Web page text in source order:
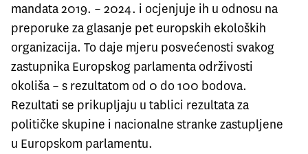
mandata 2019. – 2024. i ocjenjuje ih u odnosu na
preporuke za glasanje pet europskih ekoloških
organizacija. To daje mjeru posvećenosti svakog
zastupnika Europskog parlamenta održivosti
okoliša – s rezultatom od 0 do 100 bodova.
Rezultati se prikupljaju u tablici rezultata za
političke skupine i nacionalne stranke zastupljene
u Europskom parlamentu.